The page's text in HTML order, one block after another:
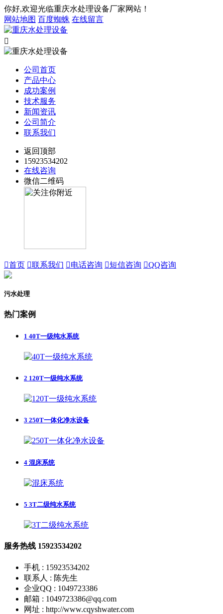
你好,欢迎光临重庆水处理设备厂家网站！
网站地图 百度蜘蛛 在线留言

公司首页
产品中心
成功案例
技术服务
新闻资讯
公司简介
联系我们
返回顶部
15923534202
在线咨询
微信二维码
首页 联系我们 电话咨询 短信咨询 QQ咨询
污水处理
热门案例
1 40T一级纯水系统
2 120T一级纯水系统
3 250T一体化净水设备
4 混床系统
5 3T二级纯水系统
服务热线 15923534202
手机 : 15923534202
联系人 : 陈先生
企业QQ : 1049723386
邮箱 : 1049723386@qq.com
网址 : http://www.cqyshwater.com